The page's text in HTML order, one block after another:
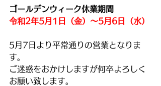
ゴールデンウィーク休業期間
令和2年5月1日（金）～5月6日（水）
5月7日より平常通りの営業となりま
す。
ご迷惑をおかけしますが何卒よろしく
お願い致します。